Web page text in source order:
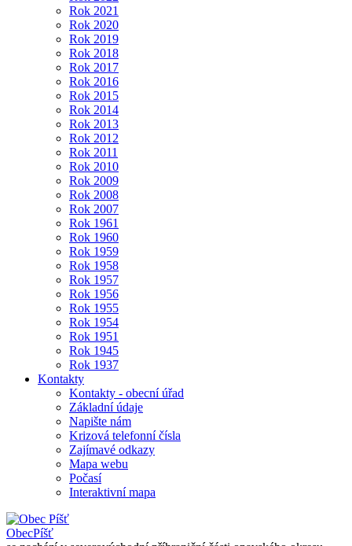
Rok 2021
Rok 2020
Rok 2019
Rok 2018
Rok 2017
Rok 2016
Rok 2015
Rok 2014
Rok 2013
Rok 2012
Rok 2011
Rok 2010
Rok 2009
Rok 2008
Rok 2007
Rok 1961
Rok 1960
Rok 1959
Rok 1958
Rok 1957
Rok 1956
Rok 1955
Rok 1954
Rok 1951
Rok 1945
Rok 1937
Kontakty
Kontakty - obecní úřad
Základní údaje
Napište nám
Krizová telefonní čísla
Zajímavé odkazy
Mapa webu
Počasí
Interaktivní mapa
ObecPíšť